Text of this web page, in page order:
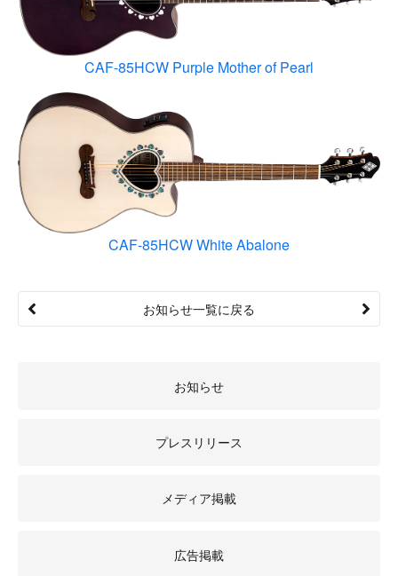
CAF-85HCW Purple Mother of Pearl
CAF-85HCW White Abalone
お知らせ一覧に戻る
お知らせ
プレスリリース
メディア掲載
広告掲載